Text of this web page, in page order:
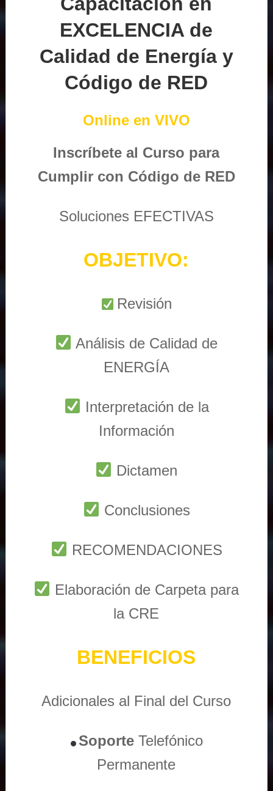
EXCELENCIA de
Calidad de Energía y
Código de RED
Online en VIVO
Inscríbete al Curso para
Cumplir con Código de RED
Soluciones EFECTIVAS
OBJETIVO:
Revisión
Análisis de Calidad de
ENERGÍA
Interpretación de la
Información
Dictamen
Conclusiones
RECOMENDACIONES
Elaboración de Carpeta para
la CRE
BENEFICIOS
Adicionales al Final del Curso
Soporte Telefónico
Permanente